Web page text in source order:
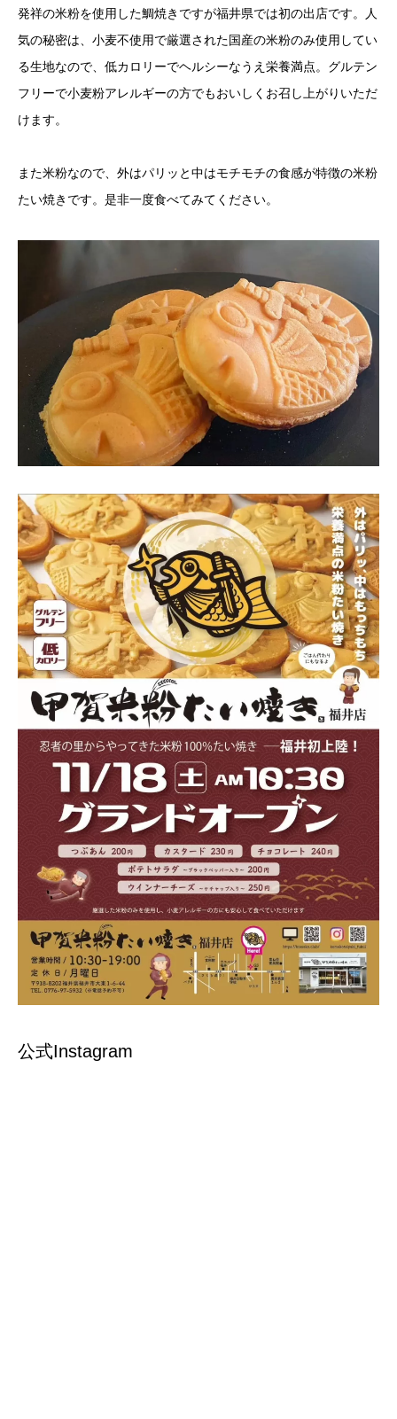
発祥の米粉を使用した鯛焼きですが福井県では初の出店です。人
気の秘密は、小麦不使用で厳選された国産の米粉のみ使用してい
る生地なので、低カロリーでヘルシーなうえ栄養満点。グルテン
フリーで小麦粉アレルギーの方でもおいしくお召し上がりいただ
けます。
また米粉なので、外はパリッと中はモチモチの食感が特徴の米粉
たい焼きです。是非一度食べてみてください。
公式Instagram